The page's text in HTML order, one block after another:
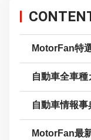
MotorFan特
自動車全車種
自動車情報事
MotorFan最